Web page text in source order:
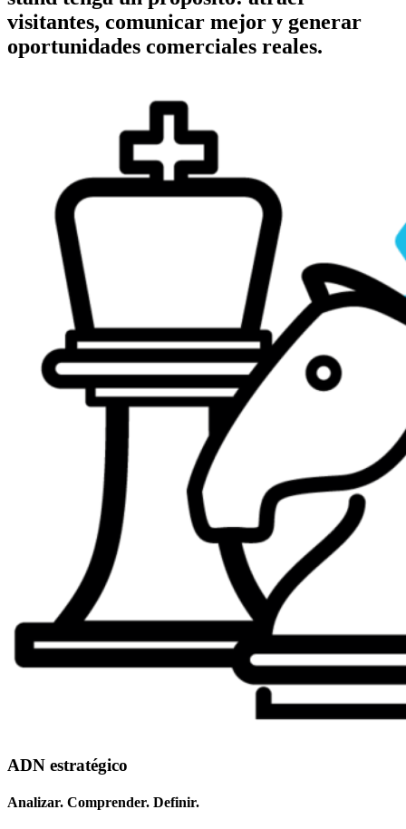
visitantes, comunicar mejor y generar
oportunidades comerciales reales.
ADN estratégico
Analizar. Comprender. Definir.